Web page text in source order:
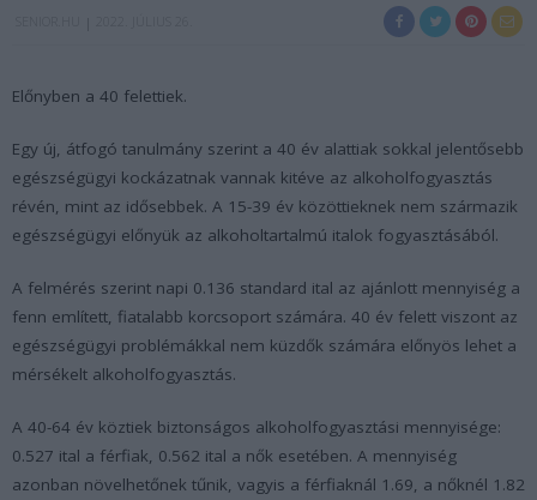
Előnyben a 40 felettiek.
Egy új, átfogó tanulmány szerint a 40 év alattiak sokkal jelentősebb
egészségügyi kockázatnak vannak kitéve az alkoholfogyasztás
révén, mint az idősebbek. A 15-39 év közöttieknek nem származik
egészségügyi előnyük az alkoholtartalmú italok fogyasztásából.
A felmérés szerint napi 0.136 standard ital az ajánlott mennyiség a
fenn említett, fiatalabb korcsoport számára. 40 év felett viszont az
egészségügyi problémákkal nem küzdők számára előnyös lehet a
mérsékelt alkoholfogyasztás.
A 40-64 év köztiek biztonságos alkoholfogyasztási mennyisége:
0.527 ital a férfiak, 0.562 ital a nők esetében. A mennyiség
azonban növelhetőnek tűnik, vagyis a férfiaknál 1.69, a nőknél 1.82